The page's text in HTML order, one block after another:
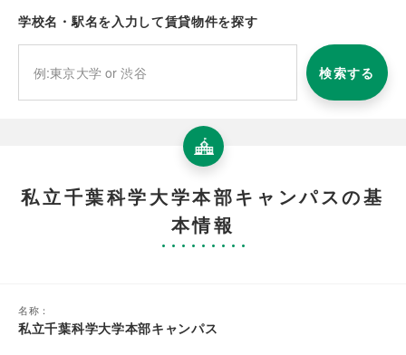
学校名・駅名を入力して賃貸物件を探す
検索する
私立千葉科学大学本部キャンパスの基
本情報
名称：
私立千葉科学大学本部キャンパス